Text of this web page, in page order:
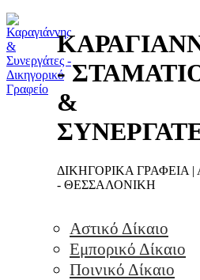
-
&
ΔΙΚΗΓΟΡΙΚΑ ΓΡΑΦΕΙΑ
- ΘΕΣΣΑΛΟΝΙΚΗ
Αστικό Δίκαιο
Εμπορικό Δίκαιο
Ποινικό Δίκαιο